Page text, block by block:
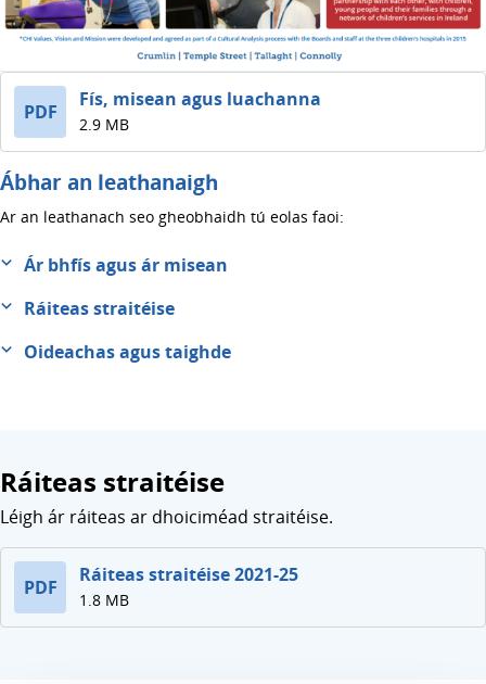
PDF
Fís, misean agus luachanna
2.9 MB
Ábhar an leathanaigh
Ar an leathanach seo gheobhaidh tú eolas faoi:
Ár bhfís agus ár misean
Ráiteas straitéise
Oideachas agus taighde
Ráiteas straitéise
Léigh ár ráiteas ar dhoiciméad straitéise.
PDF
Ráiteas straitéise 2021-25
1.8 MB